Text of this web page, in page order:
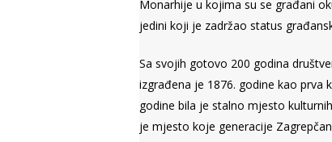
Monarhije u kojima su se građani
jedini koji je zadržao status
Sa svojih gotovo 200 godina
izgrađena je 1876. godine kao prva
godine bila je stalno mjesto
je mjesto koje generacije